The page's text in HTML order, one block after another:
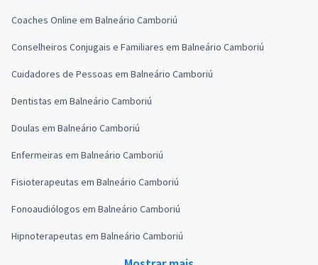
Coaches Online em Balneário Camboriú
Conselheiros Conjugais e Familiares em Balneário Camboriú
Cuidadores de Pessoas em Balneário Camboriú
Dentistas em Balneário Camboriú
Doulas em Balneário Camboriú
Enfermeiras em Balneário Camboriú
Fisioterapeutas em Balneário Camboriú
Fonoaudiólogos em Balneário Camboriú
Hipnoterapeutas em Balneário Camboriú